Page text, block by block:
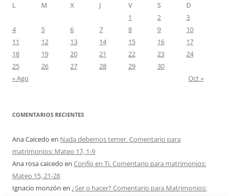
L
M X J V S
D
1
2
3
4
5 6 7 8 9
10
11
12 13 14 15 16
17
18
19 20 21 22 23
24
25
26 27 28 29
30
« Ago
Oct »
COMENTARIOS RECIENTES
Ana Caicedo en Nada debemos temer. Comentario para
matrimonios: Mateo 17, 1-9
Ana rosa caicedo en Confío en Ti. Comentario para matrimonios:
Mateo 15, 21-28
Ignacio monzón en ¿Ser o hacer? Comentario para Matrimonios: